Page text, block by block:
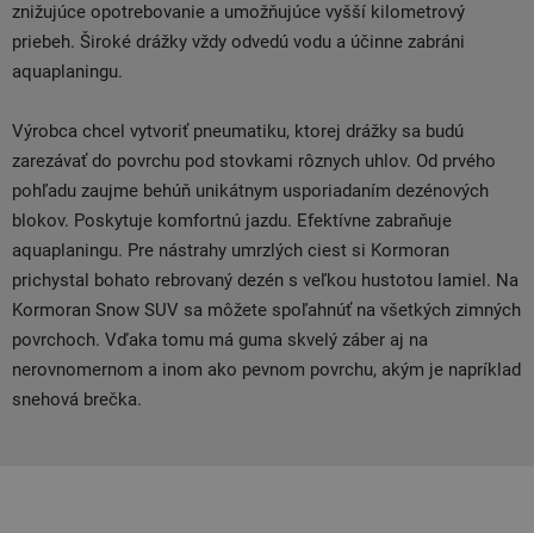
znižujúce opotrebovanie a umožňujúce vyšší kilometrový
priebeh. Široké drážky vždy odvedú vodu a účinne zabráni
aquaplaningu.
Výrobca chcel vytvoriť pneumatiku, ktorej drážky sa budú
zarezávať do povrchu pod stovkami rôznych uhlov. Od prvého
pohľadu zaujme behúň unikátnym usporiadaním dezénových
blokov. Poskytuje komfortnú jazdu. Efektívne zabraňuje
aquaplaningu. Pre nástrahy umrzlých ciest si Kormoran
prichystal bohato rebrovaný dezén s veľkou hustotou lamiel. Na
Kormoran Snow SUV sa môžete spoľahnúť na všetkých zimných
povrchoch. Vďaka tomu má guma skvelý záber aj na
nerovnomernom a inom ako pevnom povrchu, akým je napríklad
snehová brečka.